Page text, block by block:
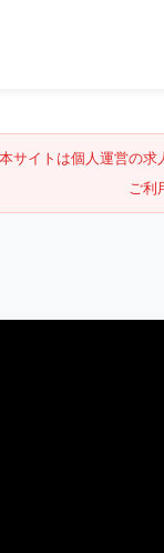
本サイトは個人運営の求
ご利